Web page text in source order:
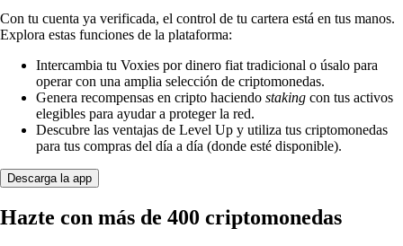
Con tu cuenta ya verificada, el control de tu cartera está en tus manos.
Explora estas funciones de la plataforma:
Intercambia tu Voxies por dinero fiat tradicional o úsalo para
operar con una amplia selección de criptomonedas.
Genera recompensas en cripto haciendo staking con tus activos
elegibles para ayudar a proteger la red.
Descubre las ventajas de Level Up y utiliza tus criptomonedas
para tus compras del día a día (donde esté disponible).
Descarga la app
Hazte con más de 400 criptomonedas